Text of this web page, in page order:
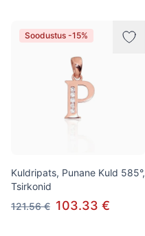
Soodustus -15%
Kuldripats, Punane Kuld 585°,
Tsirkonid
121.56 € 103.33 €